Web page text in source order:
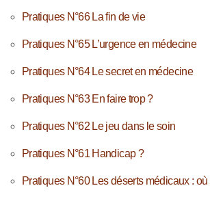
Pratiques N°66 La fin de vie
Pratiques N°65 L’urgence en médecine
Pratiques N°64 Le secret en médecine
Pratiques N°63 En faire trop ?
Pratiques N°62 Le jeu dans le soin
Pratiques N°61 Handicap ?
Pratiques N°60 Les déserts médicaux :